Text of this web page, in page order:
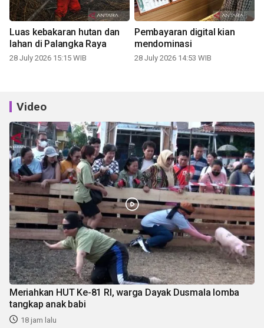
Luas kebakaran hutan dan
lahan di Palangka Raya
28 July 2026 15:15 WIB
Pembayaran digital kian
mendominasi
28 July 2026 14:53 WIB
Video
Meriahkan HUT Ke-81 RI, warga Dayak Dusmala lomba
tangkap anak babi
18 jam lalu